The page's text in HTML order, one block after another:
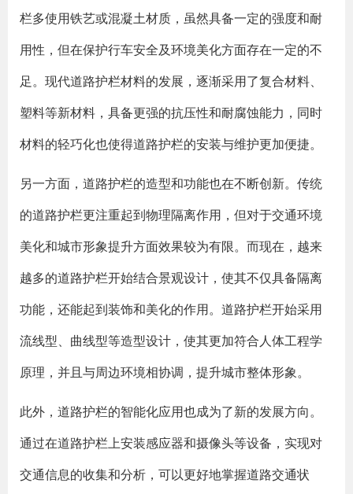
栏多使用铁艺或混凝土材质，虽然具备一定的强度和耐
用性，但在保护行车安全及环境美化方面存在一定的不
足。现代道路护栏材料的发展，逐渐采用了复合材料、
塑料等新材料，具备更强的抗压性和耐腐蚀能力，同时
材料的轻巧化也使得道路护栏的安装与维护更加便捷。
另一方面，道路护栏的造型和功能也在不断创新。传统
的道路护栏更注重起到物理隔离作用，但对于交通环境
美化和城市形象提升方面效果较为有限。而现在，越来
越多的道路护栏开始结合景观设计，使其不仅具备隔离
功能，还能起到装饰和美化的作用。道路护栏开始采用
流线型、曲线型等造型设计，使其更加符合人体工程学
原理，并且与周边环境相协调，提升城市整体形象。
此外，道路护栏的智能化应用也成为了新的发展方向。
通过在道路护栏上安装感应器和摄像头等设备，实现对
交通信息的收集和分析，可以更好地掌握道路交通状